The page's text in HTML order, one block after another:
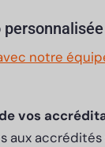
notre
vos
aux